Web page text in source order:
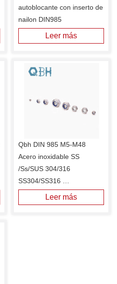
autoblocante con inserto de
nailon DIN985
Leer más
Qbh DIN 985 M5-M48
Acero inoxidable SS
/Ss/SUS 304/316
SS304/SS316
SUS304/SUS316 DIN985
Tuercas hexagonales de
Leer más